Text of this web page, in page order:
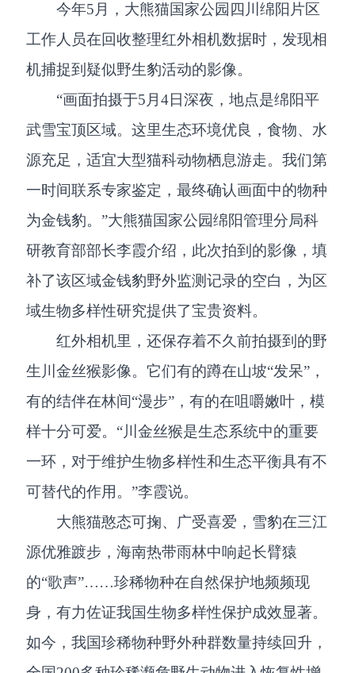
今年5月，大熊猫国家公园四川绵阳片区
工作人员在回收整理红外相机数据时，发现相
机捕捉到疑似野生豹活动的影像。
“画面拍摄于5月4日深夜，地点是绵阳平
武雪宝顶区域。这里生态环境优良，食物、水
源充足，适宜大型猫科动物栖息游走。我们第
一时间联系专家鉴定，最终确认画面中的物种
为金钱豹。”大熊猫国家公园绵阳管理分局科
研教育部部长李霞介绍，此次拍到的影像，填
补了该区域金钱豹野外监测记录的空白，为区
域生物多样性研究提供了宝贵资料。
红外相机里，还保存着不久前拍摄到的野
生川金丝猴影像。它们有的蹲在山坡“发呆”，
有的结伴在林间“漫步”，有的在咀嚼嫩叶，模
样十分可爱。“川金丝猴是生态系统中的重要
一环，对于维护生物多样性和生态平衡具有不
可替代的作用。”李霞说。
大熊猫憨态可掬、广受喜爱，雪豹在三江
源优雅踱步，海南热带雨林中响起长臂猿
的“歌声”……珍稀物种在自然保护地频频现
身，有力佐证我国生物多样性保护成效显著。
如今，我国珍稀物种野外种群数量持续回升，